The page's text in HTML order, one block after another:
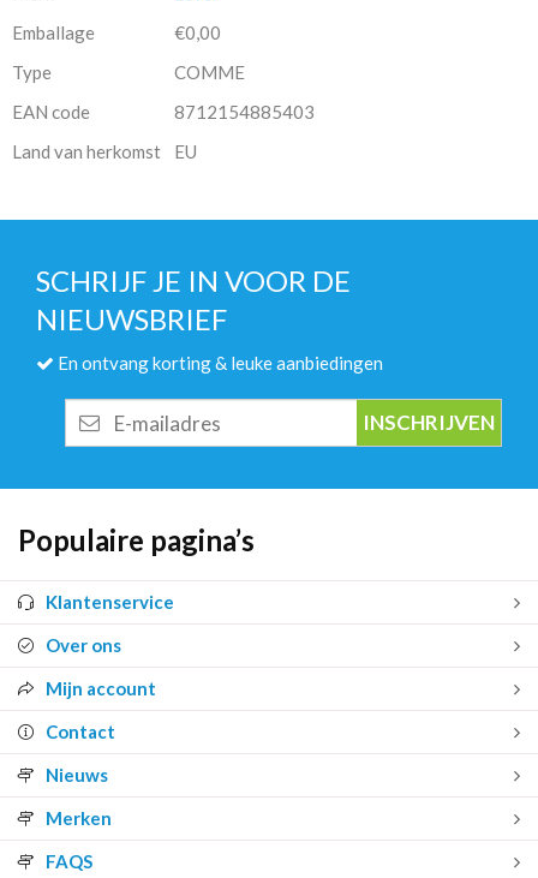
Emballage
€0,00
Type
COMME
EAN code
8712154885403
Land van herkomst
EU
SCHRIJF JE IN VOOR DE
NIEUWSBRIEF
En ontvang korting & leuke aanbiedingen
mailadres
Populaire pagina’s
Klantenservice
Over ons
Mijn account
Contact
Nieuws
Merken
FAQS